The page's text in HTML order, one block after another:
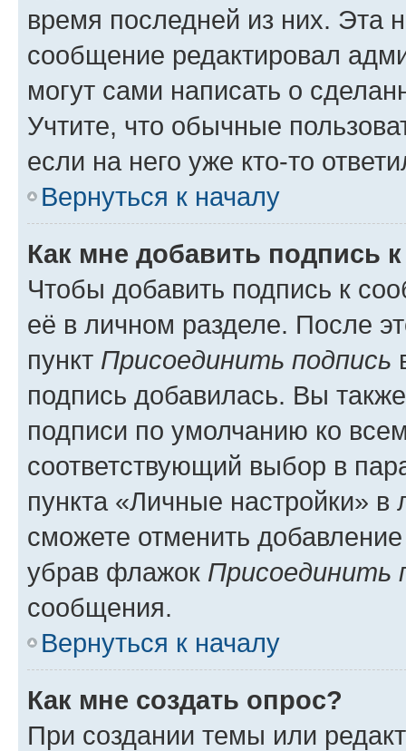
время последней из них. Эта
сообщение редактировал
могут сами написать о
Учтите, что обычные
если на него уже кто-то
Вернуться к началу
Как мне добавить подпись
Чтобы добавить подпись к
её в личном разделе. После
пункт Присоединить подпись
подпись добавилась. Вы
подписи по умолчанию ко
соответствующий выбор в
пункта «Личные настройки»
сможете отменить
убрав флажок Присоединить
сообщения.
Вернуться к началу
Как мне создать опрос?
При создании темы или